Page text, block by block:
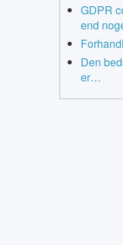
GDPR
end
Den
er…